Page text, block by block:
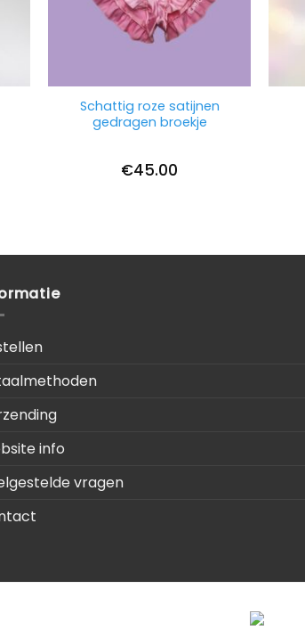
Schattig roze satijnen
gedragen broekje
€45.00
info
vragen